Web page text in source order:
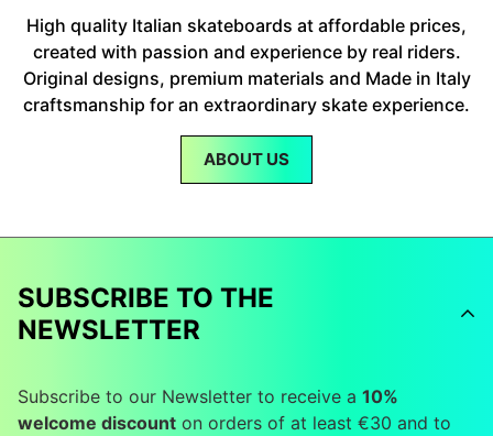
High quality Italian skateboards at affordable prices,
created with passion and experience by real riders.
Original designs, premium materials and Made in Italy
craftsmanship for an extraordinary skate experience.
ABOUT US
SUBSCRIBE TO THE
NEWSLETTER
Subscribe to our Newsletter to receive a 10%
welcome discount on orders of at least €30 and to